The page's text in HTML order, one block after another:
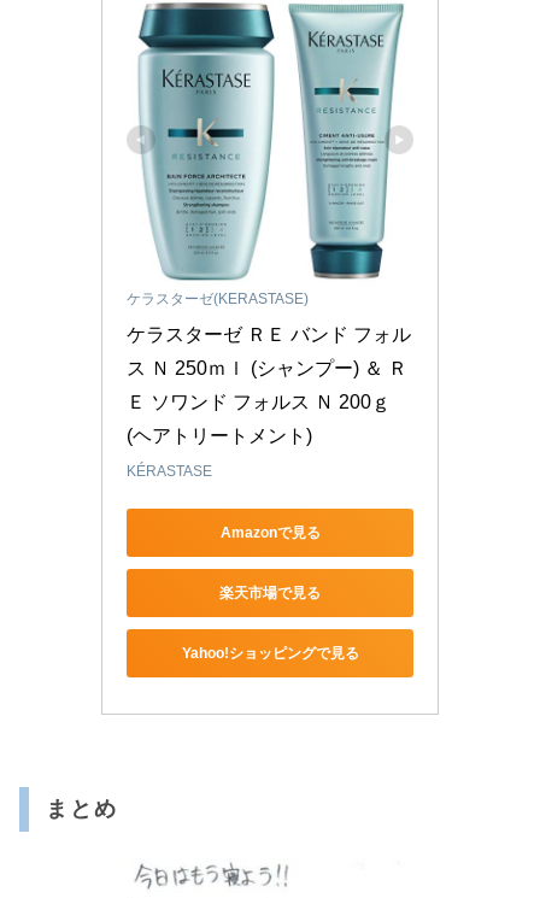
ケラスターゼ(KERASTASE)
ケラスターゼ ＲＥ バンド フォル
ス Ｎ 250ｍｌ (シャンプー) ＆ Ｒ
Ｅ ソワンド フォルス Ｎ 200ｇ
(ヘアトリートメント)
KÉRASTASE
Amazonで見る
楽天市場で見る
Yahoo!ショッピングで見る
まとめ